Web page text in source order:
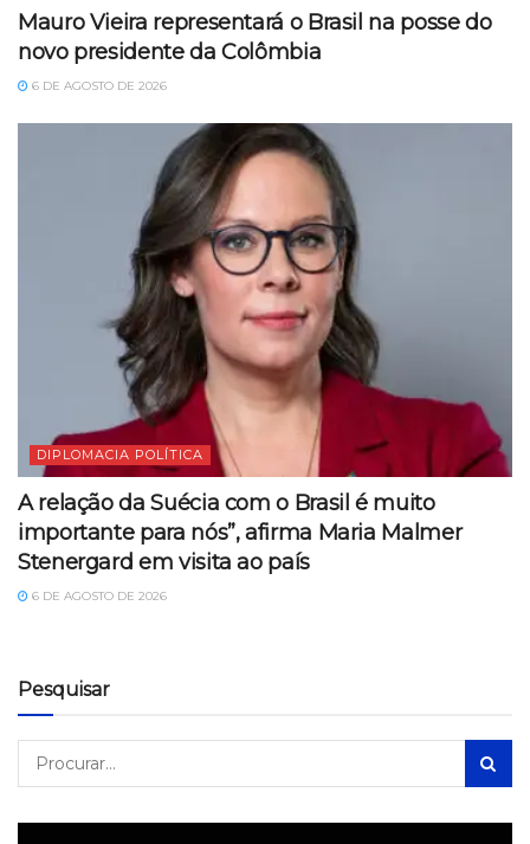
Mauro Vieira representará o Brasil na posse do
novo presidente da Colômbia
6 DE AGOSTO DE 2026
DIPLOMACIA POLÍTICA
A relação da Suécia com o Brasil é muito
importante para nós”, afirma Maria Malmer
Stenergard em visita ao país
6 DE AGOSTO DE 2026
Pesquisar